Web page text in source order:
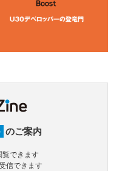
のご案内
覧できます
信できます